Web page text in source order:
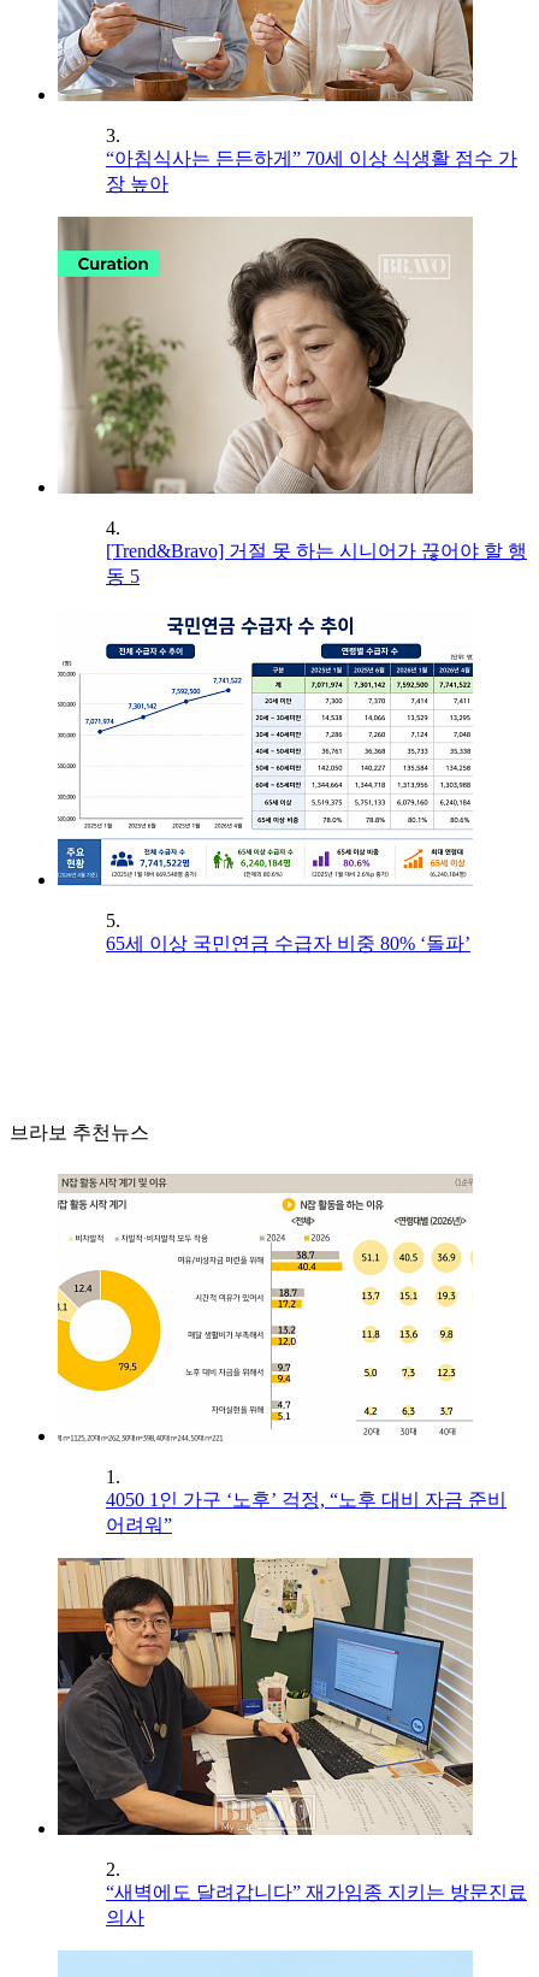
3.
“아침식사는 든든하게” 70세 이상 식생활 점수 가
장 높아
4.
[Trend&Bravo] 거절 못 하는 시니어가 끊어야 할 행
동 5
5.
65세 이상 국민연금 수급자 비중 80% ‘돌파’
브라보 추천뉴스
1.
4050 1인 가구 ‘노후’ 걱정, “노후 대비 자금 준비
어려워”
2.
“새벽에도 달려갑니다” 재가임종 지키는 방문진료
의사